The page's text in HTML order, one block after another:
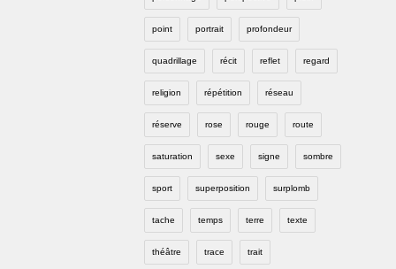
point portrait profondeur
quadrillage récit reflet regard
religion répétition réseau
réserve rose rouge route
saturation sexe signe sombre
sport superposition surplomb
tache temps terre texte
théâtre trace trait